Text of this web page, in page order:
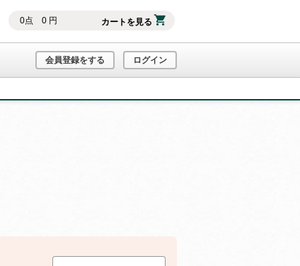
0点 0円 カートを見る
会員登録をする ログイン